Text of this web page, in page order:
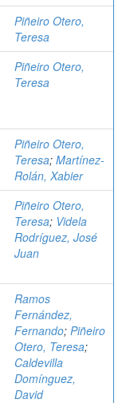
Piñeiro Otero,
Teresa
Piñeiro Otero,
Teresa
Piñeiro Otero,
Teresa; Martínez-
Rolán, Xabier
Piñeiro Otero,
Teresa; Videla
Rodríguez, José
Juan
Ramos
Fernández,
Fernando; Piñeiro
Otero, Teresa;
Caldevilla
Domínguez,
David